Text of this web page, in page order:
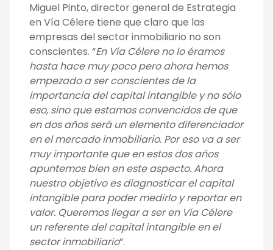
Miguel Pinto, director general de Estrategia
en Vía Célere tiene que claro que las
empresas del sector inmobiliario no son
conscientes. “En Vía Célere no lo éramos
hasta hace muy poco pero ahora hemos
empezado a ser conscientes de la
importancia del capital intangible y no sólo
eso, sino que estamos convencidos de que
en dos años será un elemento diferenciador
en el mercado inmobiliario. Por eso va a ser
muy importante que en estos dos años
apuntemos bien en este aspecto. Ahora
nuestro objetivo es diagnosticar el capital
intangible para poder medirlo y reportar en
valor. Queremos llegar a ser en Vía Célere
un referente del capital intangible en el
sector inmobiliario”.